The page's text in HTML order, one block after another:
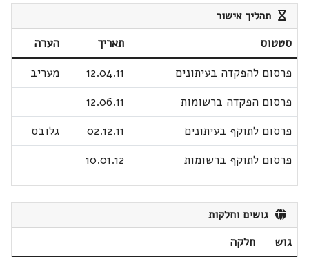
תהליך אישור
סטטוס תאריך
הערה
פרסום להפקדה בעיתונים
12.04.11
מעריב
פרסום הפקדה ברשומות
12.06.11
פרסום לתוקף בעיתונים
02.12.11
גלובס
פרסום לתוקף ברשומות
10.01.12
גושים וחלקות
גוש
חלקה